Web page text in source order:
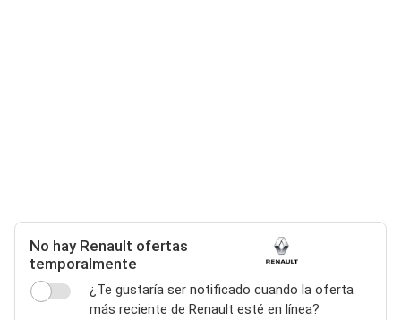
No hay Renault ofertas
temporalmente
¿Te gustaría ser notificado cuando la oferta
más reciente de Renault esté en línea?